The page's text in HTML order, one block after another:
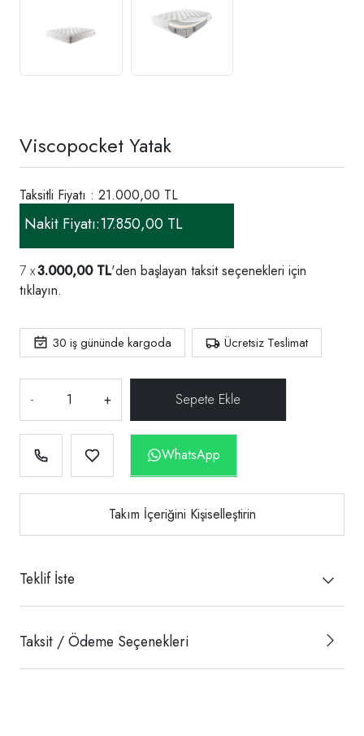
Viscopocket Yatak
Taksitli Fiyatı : 21.000,00 TL
Nakit Fiyatı:17.850,00 TL
3.000,00 TL'den başlayan taksit seçenekleri için
tıklayın.
30 iş gününde kargoda Ücretsiz Teslimat
- +
WhatsApp
Takım İçeriğini Kişiselleştirin
Teklif İste
Taksit / Ödeme Seçenekleri